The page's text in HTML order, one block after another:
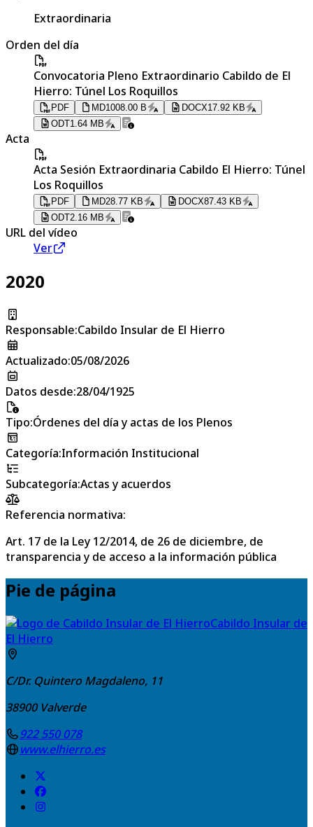
Extraordinaria
Orden del día
Convocatoria Pleno Extraordinario Cabildo de El
Hierro: Túnel Los Roquillos
PDF MD1008.00 B DOCX17.92 KB
ODT1.64 MB
Acta
Acta Sesión Extraordinaria Cabildo El Hierro: Túnel
Los Roquillos
PDF MD28.77 KB DOCX87.43 KB
ODT2.16 MB
URL del vídeo
Ver
2020
Responsable:Cabildo Insular de El Hierro
Actualizado:05/08/2026
Datos desde:28/04/1925
Tipo:Órdenes del día y actas de los Plenos
Categoría:Información Institucional
Subcategoría:Actas y acuerdos
Referencia normativa:
Art. 17 de la Ley 12/2014, de 26 de diciembre, de
transparencia y de acceso a la información pública
Pie de página
Cabildo Insular de
El Hierro
C/Dr. Quintero Magdaleno, 11
38900 Valverde
922 550 078
www.elhierro.es